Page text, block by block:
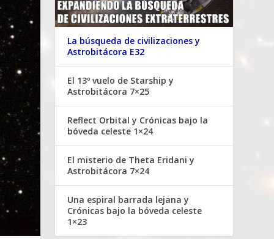
La búsqueda de civilizaciones y
Astrobitácora E32
El 13º vuelo de Starship y
Astrobitácora 7×25
Reflect Orbital y Crónicas bajo la
bóveda celeste 1×24
El misterio de Theta Eridani y
Astrobitácora 7×24
Una espiral barrada lejana y
Crónicas bajo la bóveda celeste
1×23